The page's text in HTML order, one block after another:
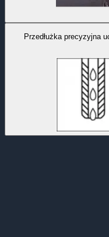
Przedłużka precyzyjna